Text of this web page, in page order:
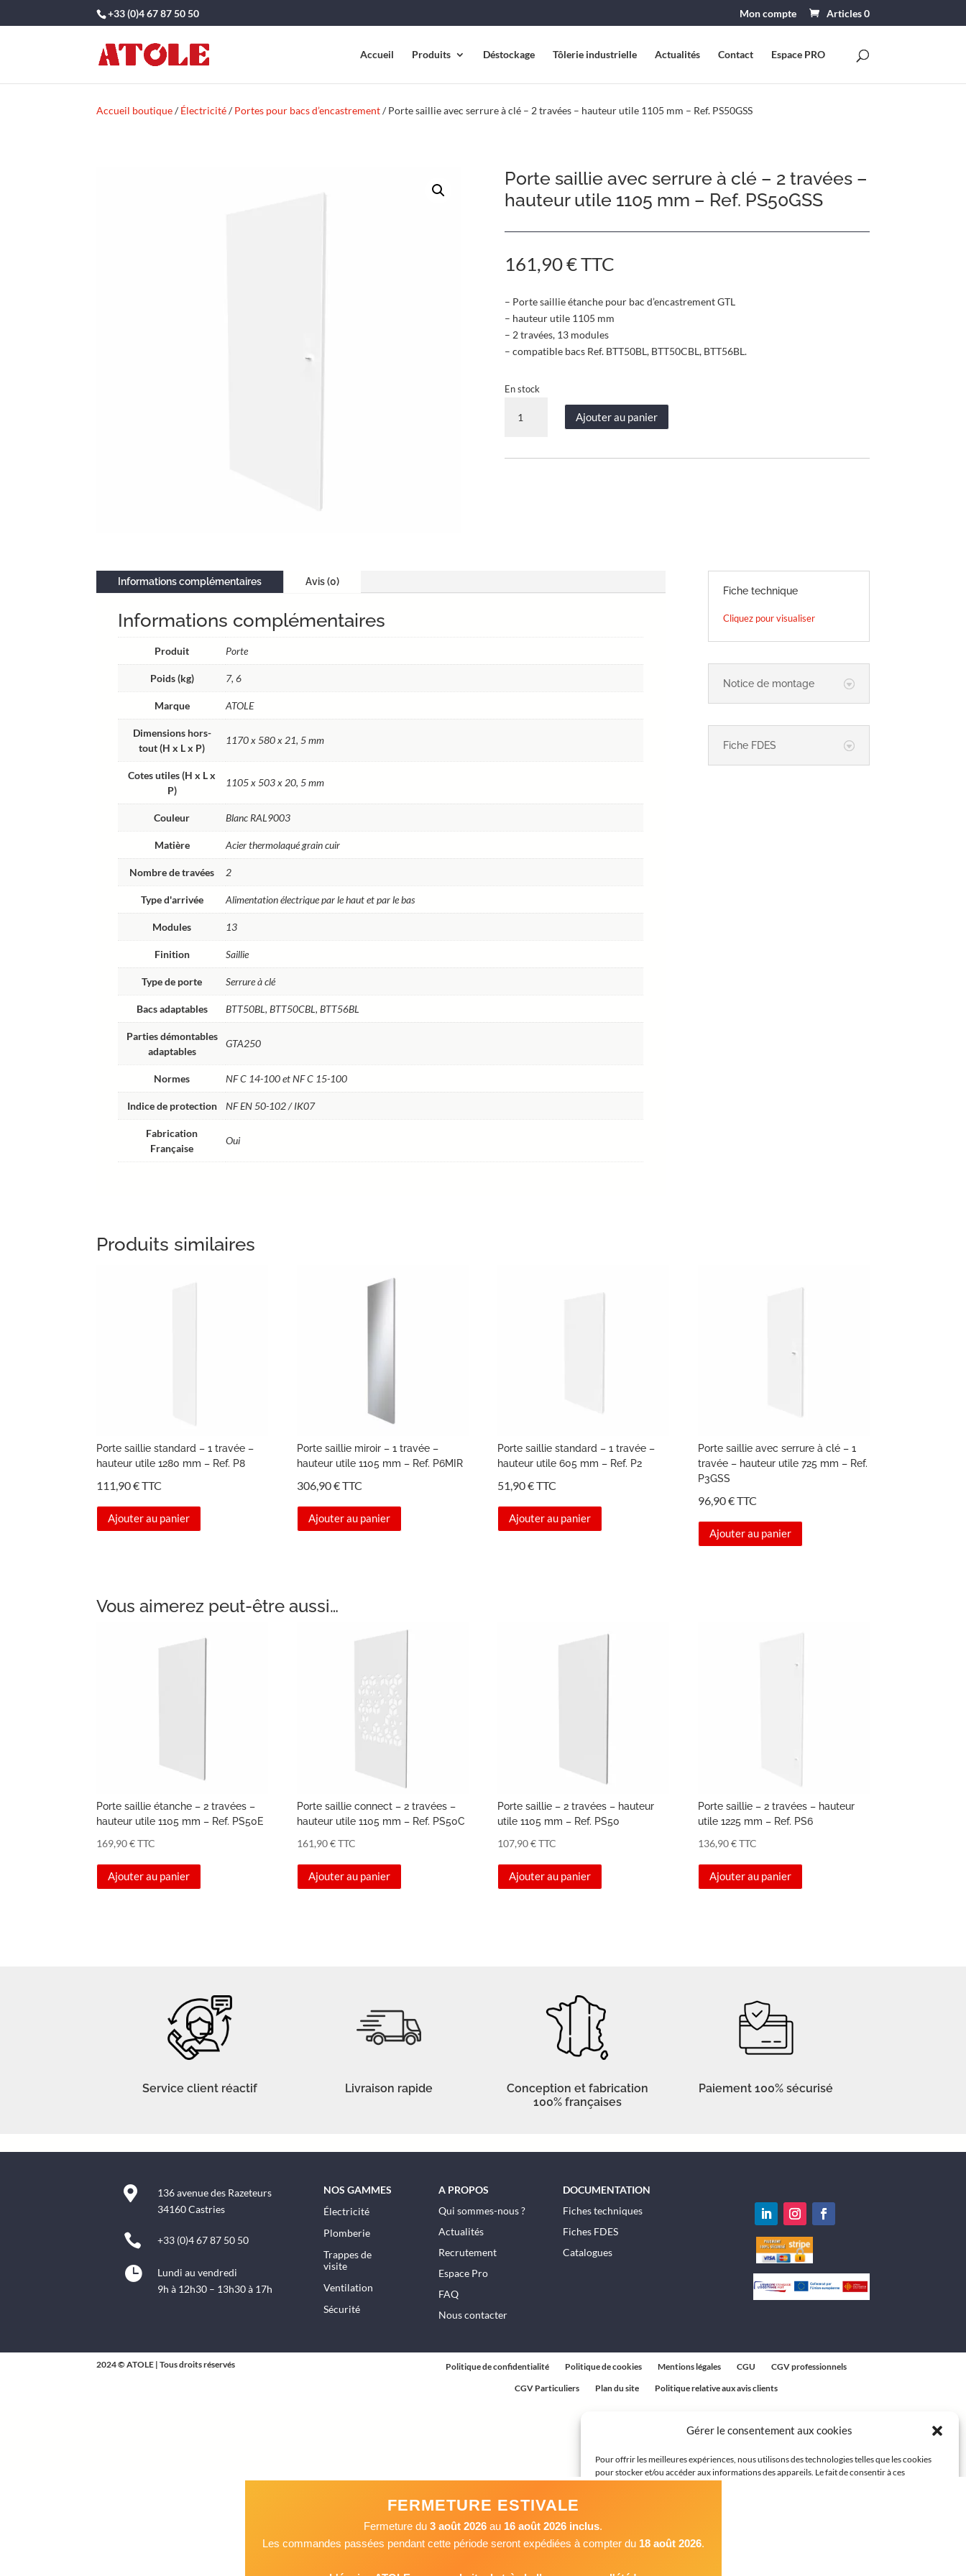
Gérer le consentement aux cookies
Pour offrir les meilleures expériences, nous utilisons des technologies telles que les cookies
pour stocker et/ou accéder aux informations des appareils. Le fait de consentir à ces
+33 (0)4 67 87 50 50 Mon compte Articles 0
Accueil Produits Déstockage Tôlerie industrielle Actualités Contact Espace PRO
Accueil boutique/Électricité/Portes pour bacs d’encastrement/ Porte saillie avec serrure à clé – 2 travées – hauteur utile 1105 mm – Ref. PS50GSS
Porte saillie avec serrure à clé – 2 travées –
hauteur utile 1105 mm – Ref. PS50GSS
161,90€TTC
– Porte saillie étanche pour bac d’encastrement GTL
– hauteur utile 1105 mm
– 2 travées, 13 modules
– compatible bacs Ref. BTT50BL, BTT50CBL, BTT56BL.
En stock
1105
Ajouter au panier
Informations complémentaires Avis (0)
Informations complémentaires
Produit Porte
Poids (kg) 7, 6
Marque ATOLE
Dimensions hors-
tout (H x L x P)
1170 x 580 x 21, 5 mm
Cotes utiles (H x L x
P)
1105 x 503 x 20, 5 mm
Couleur Blanc RAL9003
Matière Acier thermolaqué grain cuir
Nombre de travées 2
Type d'arrivée Alimentation électrique par le haut et par le bas
Modules 13
Finition Saillie
Type de porte Serrure à clé
Bacs adaptables BTT50BL, BTT50CBL, BTT56BL
Parties démontables
adaptables
GTA250
Normes NF C 14-100 et NF C 15-100
Indice de protection NF EN 50-102 / IK07
Fabrication
Française
Oui
Fiche technique
Cliquez pour visualiser
Notice de montage
Fiche FDES
Produits similaires
Porte saillie standard – 1 travée –
hauteur utile 1280 mm – Ref. P8
111,90€TTC
Ajouter au panier
Porte saillie miroir – 1 travée –
hauteur utile 1105 mm – Ref. P6MIR
306,90€TTC
Ajouter au panier
Porte saillie standard – 1 travée –
hauteur utile 605 mm – Ref. P2
51,90€TTC
Ajouter au panier
Porte saillie avec serrure à clé – 1
travée – hauteur utile 725 mm – Ref.
P3GSS
96,90€TTC
Ajouter au panier
Vous aimerez peut-être aussi…
Porte saillie étanche – 2 travées –
hauteur utile 1105 mm – Ref. PS50E
169,90€ TTC
Ajouter au panier
Porte saillie connect – 2 travées –
hauteur utile 1105 mm – Ref. PS50C
161,90€TTC
Ajouter au panier
Porte saillie – 2 travées – hauteur
utile 1105 mm – Ref. PS50
107,90€TTC
Ajouter au panier
Porte saillie – 2 travées – hauteur
utile 1225 mm – Ref. PS6
136,90€TTC
Ajouter au panier
Service client réactif Livraison rapide
Conception et fabrication
100% françaises
Paiement 100% sécurisé

136 avenue des Razeteurs
34160 Castries
 +33 (0)4 67 87 50 50

Lundi au vendredi
9h à 12h30 – 13h30 à 17h
NOS GAMMES
Électricité
Plomberie
Trappes de
visite
Ventilation
Sécurité
A PROPOS
Qui sommes-nous ?
Actualités
Recrutement
Espace Pro
FAQ
Nous contacter
DOCUMENTATION
Fiches techniques
Fiches FDES
Catalogues
2024 © ATOLE | Tous droits réservés Politique de confidentialité Politique de cookies Mentions légales CGU
CGV professionnels
CGV Particuliers
Plan du site Politique relative aux avis clients
FERMETURE ESTIVALE
Fermeture du 3 août 2026 au 16 août 2026 inclus.
Les commandes passées pendant cette période seront expédiées à compter du 18 août 2026.